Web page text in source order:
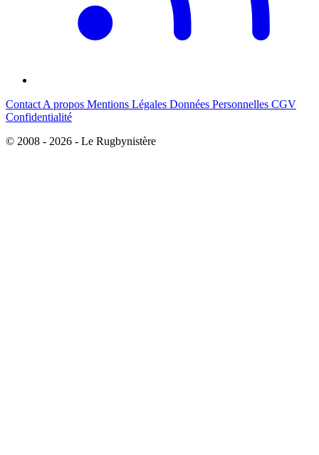
Contact A propos Mentions Légales Données Personnelles CGV
Confidentialité
© 2008 - 2026 - Le Rugbynistère